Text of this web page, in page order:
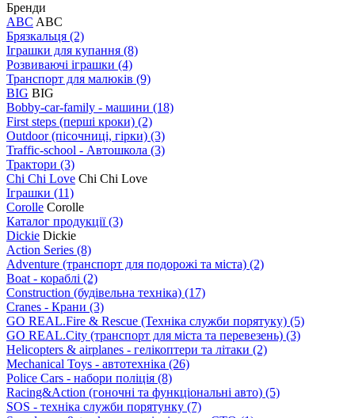
Бренди
ABC ABC
Брязкальця (2)
Іграшки для купання (8)
Розвиваючі іграшки (4)
Транспорт для малюків (9)
BIG BIG
Bobby-car-family - машини (18)
First steps (перші кроки) (2)
Outdoor (пісочниці, гірки) (3)
Traffic-school - Автошкола (3)
Трактори (3)
Chi Chi Love Chi Chi Love
Іграшки (11)
Corolle Corolle
Каталог продукції(3)
Dickie Dickie
Action Series (8)
Adventure (транспорт для подорожі та міста) (2)
Boat - кораблі (2)
Construction (будівельна техніка) (17)
Cranes - Крани (3)
GO REAL.Fire & Rescue (Техніка служби порятуку) (5)
GO REAL.City (транспорт для міста та перевезень) (3)
Helicopters & airplanes - гелікоптери та літаки (2)
Mechanical Toys - автотехніка (26)
Police Cars - набори поліція (8)
Racing&Action (гоночні та функціональні авто) (5)
SOS - техніка служби порятунку (7)